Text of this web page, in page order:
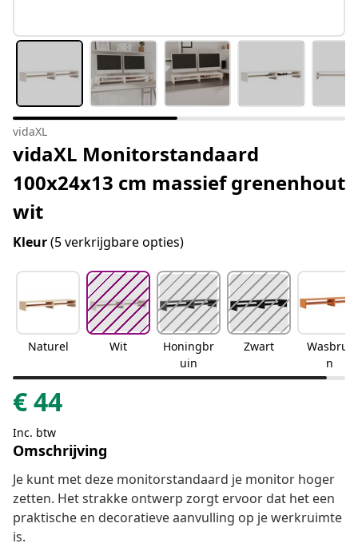
vidaXL
vidaXL Monitorstandaard
100x24x13 cm massief grenenhout
wit
Kleur(5 verkrijgbare opties)
Naturel Wit
Honingbr
uin
Zwart
Wasbrui
n
€44
Inc. btw
Omschrijving
Je kunt met deze monitorstandaard je monitor hoger
zetten. Het strakke ontwerp zorgt ervoor dat het een
praktische en decoratieve aanvulling op je werkruimte
is.